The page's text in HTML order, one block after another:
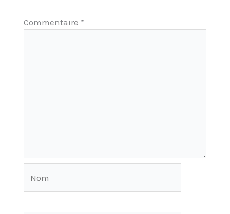
Commentaire *